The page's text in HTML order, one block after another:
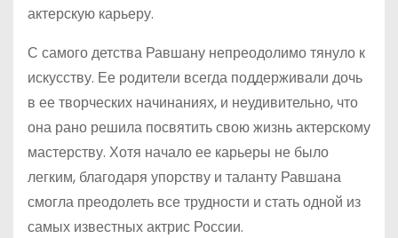
актерскую карьеру.
С самого детства Равшану непреодолимо тянуло к
искусству. Ее родители всегда поддерживали дочь
в ее творческих начинаниях, и неудивительно, что
она рано решила посвятить свою жизнь актерскому
мастерству. Хотя начало ее карьеры не было
легким, благодаря упорству и таланту Равшана
смогла преодолеть все трудности и стать одной из
самых известных актрис России.